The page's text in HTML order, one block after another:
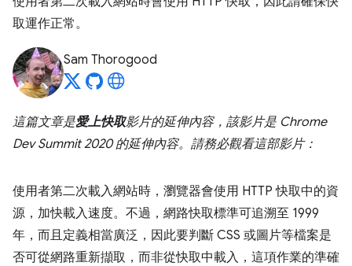
取運作正常。
Sam Thorogood
這篇文章是愛上快取影片的延伸內容，該影片是 Chrome
Dev Summit 2020 的延伸內容。請務必觀看這部影片：
使用者第二次載入網站時，瀏覽器會使用 HTTP 快取中的資
源，加快載入速度。不過，網路快取標準可追溯至 1999
年，而且定義相當廣泛，因此要判斷 CSS 或圖片等檔案是
否可從網路重新擷取，而非從快取中載入，這項作業的準確